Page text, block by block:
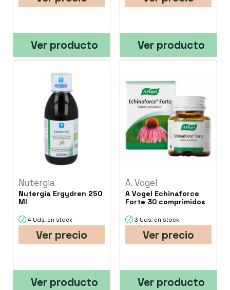
Ver producto Ver producto
Nutergia
Nutergia Ergydren 250
Ml
4 Uds. en stock
Ver precio
Ver producto
A. Vogel
A Vogel Echinaforce
Forte 30 comprimidos
3 Uds. en stock
Ver precio
Ver producto